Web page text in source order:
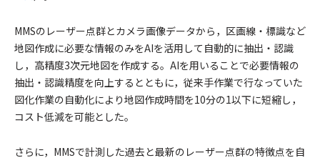
MMSのレーザー点群とカメラ画像データから，区画線・標識など
地図作成に必要な情報のみをAIを活用して自動的に抽出・認識
し，高精度3次元地図を作成する。AIを用いることで必要情報の
抽出・認識精度を向上するとともに，従来手作業で行なっていた
図化作業の自動化により地図作成時間を10分の1以下に短縮し，
コスト低減を可能とした。
さらに，MMSで計測した過去と最新のレーザー点群の特徴点を自